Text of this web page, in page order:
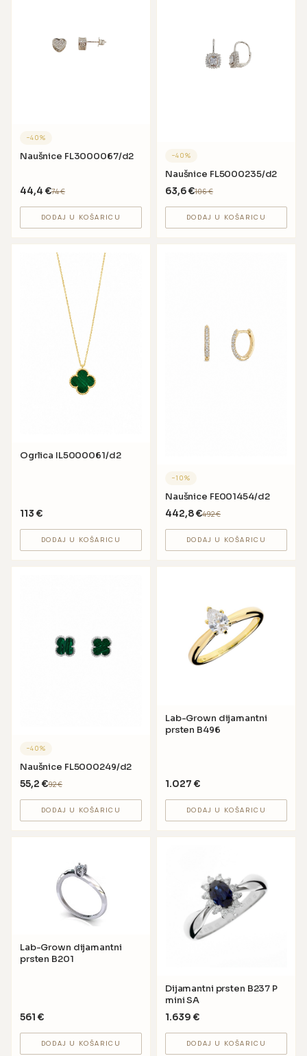
−40%
Naušnice FL3000067/d2
44,4 €74€
DODAJ U KOŠARICU
−40%
Naušnice FL5000235/d2
63,6€106€
DODAJ U KOŠARICU
Ogrlica IL5000061/d2
113 €
DODAJ U KOŠARICU
−10%
Naušnice FE001454/d2
442,8€492€
DODAJ U KOŠARICU
−40%
Naušnice FL5000249/d2
55,2 €92€
DODAJ U KOŠARICU
Lab-Grown dijamantni
prsten B496
1.027 €
DODAJ U KOŠARICU
Lab-Grown dijamantni
prsten B201
561 €
DODAJ U KOŠARICU
Dijamantni prsten B237 P
mini SA
1.639 €
DODAJ U KOŠARICU